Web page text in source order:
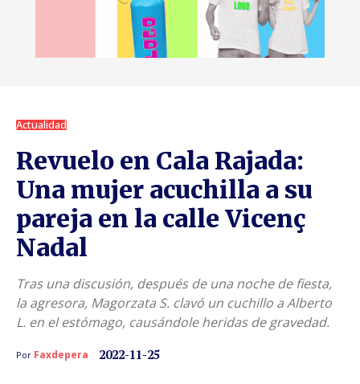
Actualidad
Revuelo en Cala Rajada:
Una mujer acuchilla a su
pareja en la calle Vicenç
Nadal
Tras una discusión, después de una noche de fiesta,
la agresora, Magorzata S. clavó un cuchillo a Alberto
L. en el estómago, causándole heridas de gravedad.
Por Faxdepera 2022-11-25